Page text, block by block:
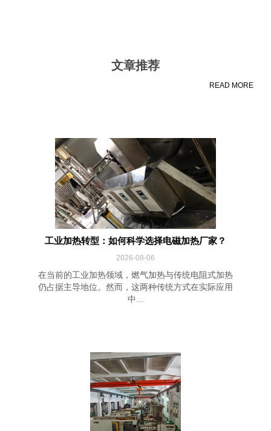
文章推荐
READ MORE
工业加热转型：如何科学选择电磁加热厂家？
2026-08-06
在当前的工业加热领域，燃气加热与传统电阻式加热
仍占据主导地位。然而，这两种传统方式在实际应用
中...